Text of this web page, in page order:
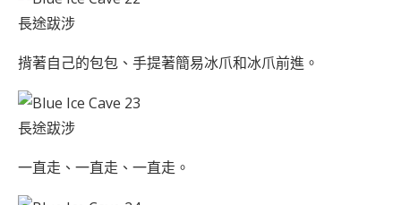
長途跋涉
揹著自己的包包、手提著簡易冰爪和冰爪前進。
長途跋涉
一直走、一直走、一直走。